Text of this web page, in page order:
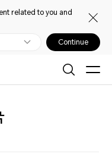
related to you and
Continue